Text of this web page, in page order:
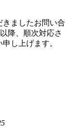
きましたお問い合
降、順次対応さ
し上げます。